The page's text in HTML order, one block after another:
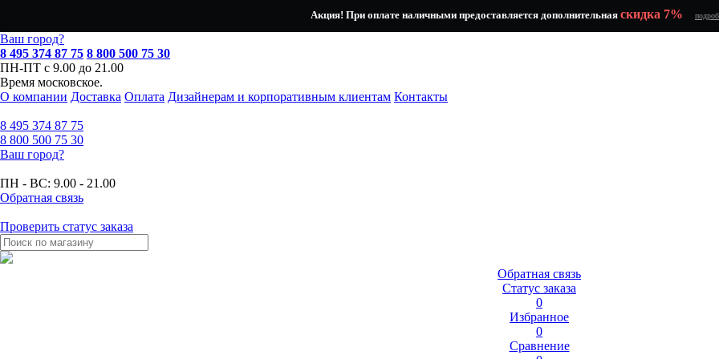
Акция! При оплате наличными предоставляется дополнительная скидка 7%
Ваш город?
8 495 374 87 75 8 800 500 75 30
ПН-ПТ с 9.00 до 21.00
Время московское.
О компании Доставка Оплата Дизайнерам и корпоративным клиентам Контакты
8 495 374 87 75
8 800 500 75 30
Ваш город?
ПН - ВС: 9.00 - 21.00
Обратная связь
Проверить статус заказа
Обратная связь
Статус заказа
0
Избранное
0
Сравнение